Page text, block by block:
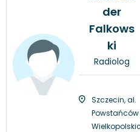
der
Falkows
ki
Radiolog
Szczecin, al.
Powstańców